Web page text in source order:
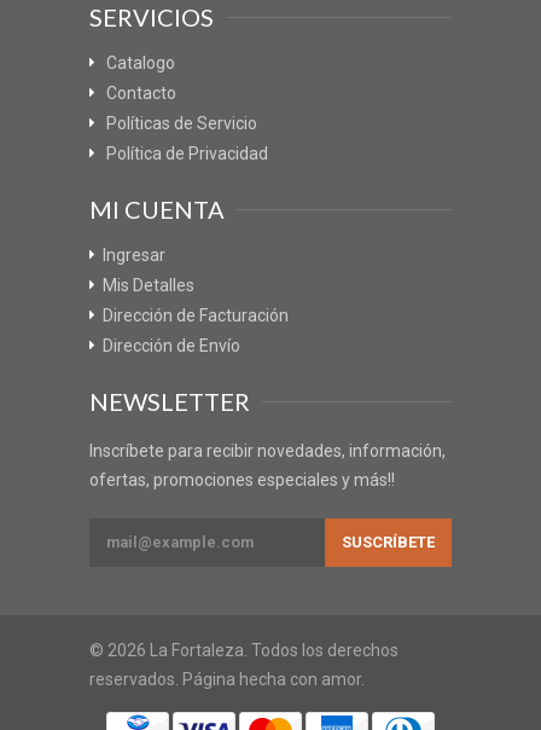
SERVICIOS
Catalogo
Contacto
Políticas de Servicio
Política de Privacidad
MI CUENTA
Ingresar
Mis Detalles
Dirección de Facturación
Dirección de Envío
NEWSLETTER
Inscríbete para recibir novedades, información,
ofertas, promociones especiales y más!!
© 2026 La Fortaleza. Todos los derechos
reservados. Página hecha con amor.